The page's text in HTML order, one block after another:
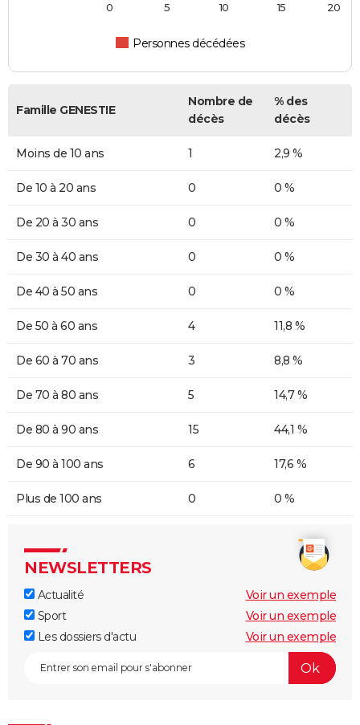
Personnes décédées
0 5 10 15 20
Famille GENESTIE
Nombre de
décès
% des
décès
Moins de 10 ans 1 2,9 %
De 10 à 20 ans 0 0 %
De 20 à 30 ans 0 0 %
De 30 à 40 ans 0 0 %
De 40 à 50 ans 0 0 %
De 50 à 60 ans 4 11,8 %
De 60 à 70 ans 3 8,8 %
De 70 à 80 ans 5 14,7 %
De 80 à 90 ans 15 44,1 %
De 90 à 100 ans 6 17,6 %
Plus de 100 ans 0 0 %
NEWSLETTERS
Actualité
Voir un exemple
Sport
Voir un exemple
Les dossiers d'actu
Voir un exemple